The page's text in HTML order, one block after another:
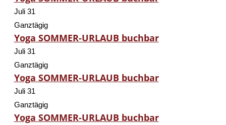
Juli 31
Ganztägig
Yoga SOMMER-URLAUB buchbar
Juli 31
Ganztägig
Yoga SOMMER-URLAUB buchbar
Juli 31
Ganztägig
Yoga SOMMER-URLAUB buchbar